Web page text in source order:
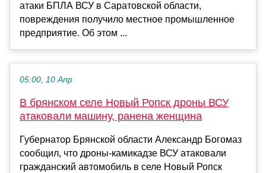
атаки БПЛА ВСУ в Саратовской области,
повреждения получило местное промышленное
предприятие. Об этом ...
05:00, 10 Апр
В брянском селе Новый Ропск дроны ВСУ
атаковали машину, ранена женщина
Губернатор Брянской области Александр Богомаз
сообщил, что дроны-камикадзе ВСУ атаковали
гражданский автомобиль в селе Новый Ропск